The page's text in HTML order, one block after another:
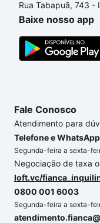
um apartamento
o imóvel dos seus
conforto. Loft,
Rua Tabapuã, 743 -
Baixe nosso app
Fale Conosco
Atendimento para
Telefone e
Segunda-feira a sexta-
Negociação de taxa
loft.vc/
0800 001 6003
Segunda-feira a sexta-